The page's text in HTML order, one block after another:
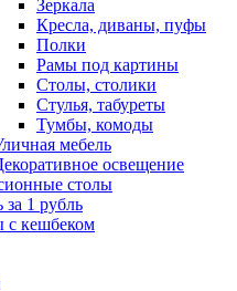
Зеркала
Кресла, диваны, пуфы
Полки
Рамы под картины
Столы, столики
Стулья, табуреты
Тумбы, комоды
мебель
освещение
столы
за 1 рубль
с кешбеком